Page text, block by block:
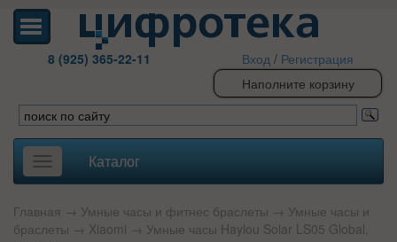
8 (925) 365-22-11 Вход / Регистрация
Наполните корзину
Toggle
navigation
Каталог
Главная → Умные часы и фитнес браслеты → Умные часы и
браслеты → Xiaomi → Умные часы Haylou Solar LS05 Global,